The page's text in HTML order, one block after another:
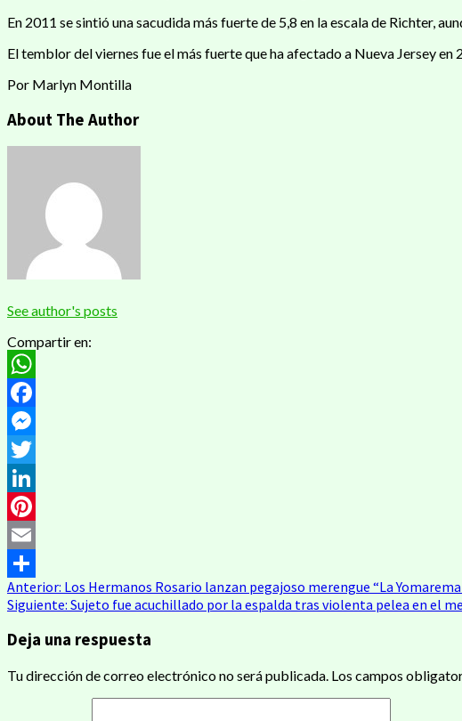
En 2011 se sintió una sacudida más fuerte de 5,8 en la escala de Richter,
El temblor del viernes fue el más fuerte que ha afectado a Nueva Jersey en
Por Marlyn Montilla
About The Author
See author's posts
Compartir en:
WhatsApp
Facebook
Messenger
Twitter
LinkedIn
Pinterest
Email
Compartir
Anterior: Los Hermanos Rosario lanzan pegajoso merengue “La
Siguiente: Sujeto fue acuchillado por la espalda tras violenta pelea en el
Deja una respuesta
Tu dirección de correo electrónico no será publicada. Los campos